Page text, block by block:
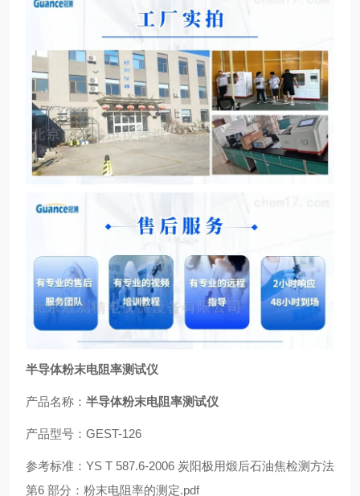
半导体粉末电阻率测试仪
产品名称： 半导体粉末电阻率测试仪
产品型号：GEST-126
参考标准：YS T 587.6-2006 炭阳极用煅后石油焦检测方法
第6 部分：粉末电阻率的测定.pdf